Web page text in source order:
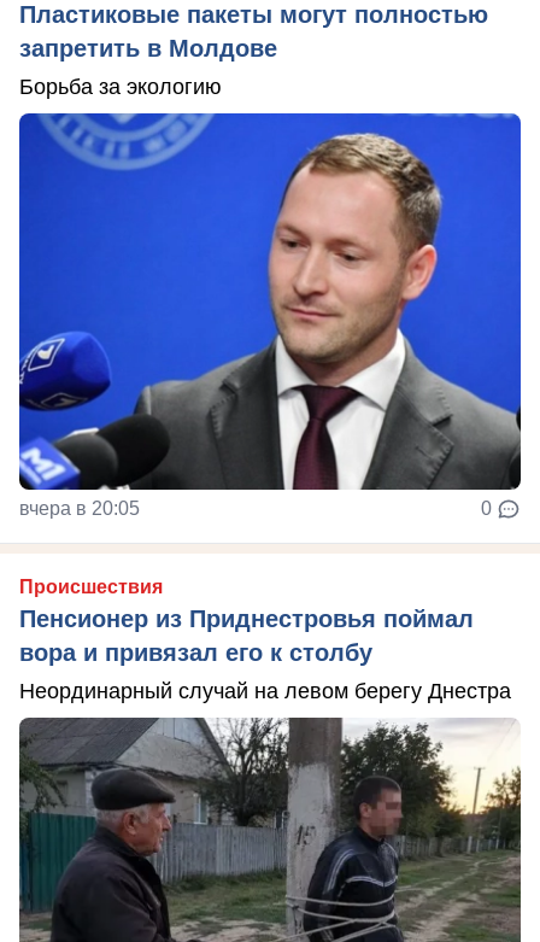
Пластиковые пакеты могут полностью
запретить в Молдове
Борьба за экологию
вчера в 20:05 0
Происшествия
Пенсионер из Приднестровья поймал
вора и привязал его к столбу
Неординарный случай на левом берегу Днестра